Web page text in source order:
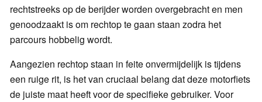
rechtstreeks op de berijder worden overgebracht en men
genoodzaakt is om rechtop te gaan staan zodra het
parcours hobbelig wordt.
Aangezien rechtop staan in feite onvermijdelijk is tijdens
een ruige rit, is het van cruciaal belang dat deze motorfiets
de juiste maat heeft voor de specifieke gebruiker. Voor